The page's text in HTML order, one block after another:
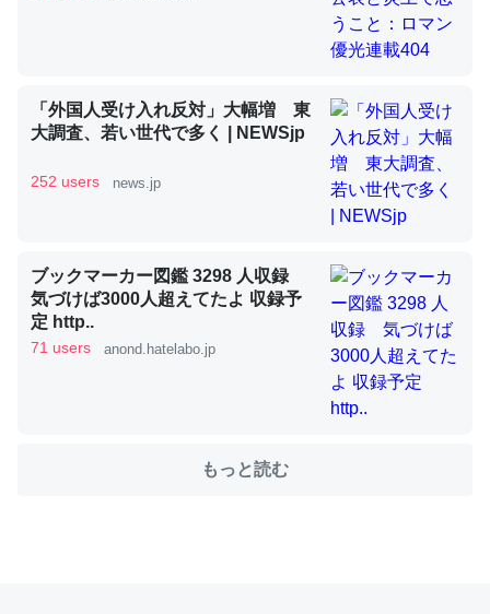
ずキチンを強化してる筈だが、酵素が違うのか？
─ニュース :: 【研究発表】昆虫学の大問題＝「昆虫はなぜ海にいな
これを元に考えるとカルシウムを大量に使う脊椎動物と貝
類は苦労してるんだな…。腹足類だと殻を無くしてナメク
─ニュース :: 【研究発表】昆虫学の大問題＝「昆虫はなぜ海にいな
いのか」に関する新仮説
ちぼちRingも置こうかと画策中。あと、Googleマップで
「外国人受け入れ反対」大幅増 東
大調査、若い世代で多く | NEWSjp
252 users news.jp
ブックマーカー図鑑 3298 人収録
気づけば3000人超えてたよ 収録予
定 http..
71 users anond.hatelabo.jp
もっと読む